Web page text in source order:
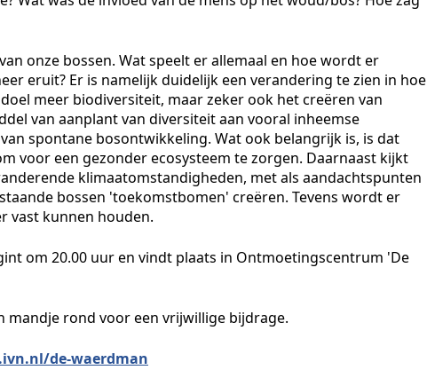
onze bossen. Wat speelt er allemaal en hoe wordt er
eruit? Er is namelijk duidelijk een verandering te zien in hoe
meer biodiversiteit, maar zeker ook het creëren van
van aanplant van diversiteit aan vooral inheemse
spontane bosontwikkeling. Wat ook belangrijk is, is dat
voor een gezonder ecosysteem te zorgen. Daarnaast kijkt
klimaatomstandigheden, met als aandachtspunten
bossen 'toekomstbomen' creëren. Tevens wordt er
vast kunnen houden.
om 20.00 uur en vindt plaats in Ontmoetingscentrum 'De
mandje rond voor een vrijwillige bijdrage.
de-waerdman